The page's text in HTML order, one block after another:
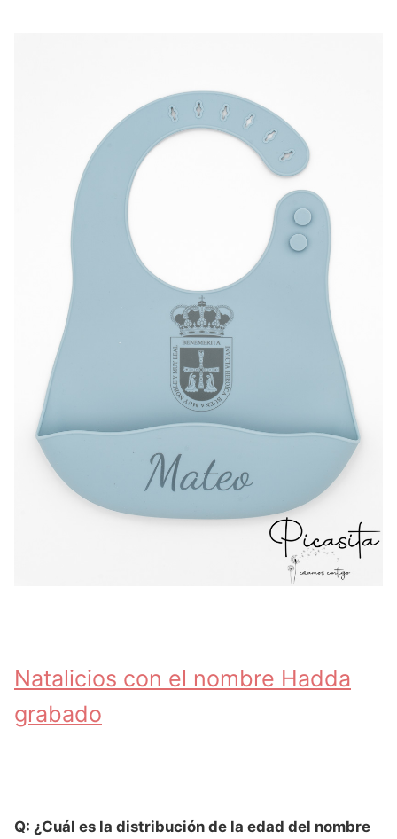
Natalicios con el nombre Hadda
grabado
Q: ¿Cuál es la distribución de la edad del nombre